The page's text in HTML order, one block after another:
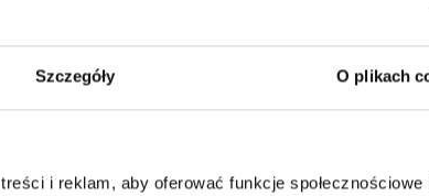
Szczegóły O plikach
i reklam, aby oferować funkcje społecznościowe
produkcyjnych jest nie tylko
koniecznością, ale również